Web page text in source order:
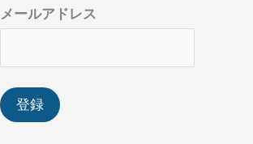
メールアドレス